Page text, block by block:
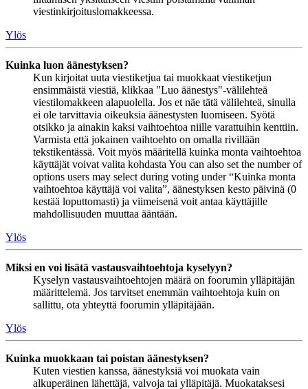
viestinkirjoituslomakkeessa.
Ylös
Kuinka luon äänestyksen?
Kun kirjoitat uuta viestiketjua tai muokkaat viestiketjun
ensimmäistä viestiä, klikkaa "Luo äänestys"-välilehteä
viestilomakkeen alapuolella. Jos et näe tätä välilehteä, sinulla
ei ole tarvittavia oikeuksia äänestysten luomiseen. Syötä
otsikko ja ainakin kaksi vaihtoehtoa niille varattuihin kenttiin.
Varmista että jokainen vaihtoehto on omalla rivillään
tekstikentässä. Voit myös määritellä kuinka monta vaihtoehtoa
käyttäjät voivat valita kohdasta You can also set the number of
options users may select during voting under “Kuinka monta
vaihtoehtoa käyttäjä voi valita”, äänestyksen kesto päivinä (0
kestää loputtomasti) ja viimeisenä voit antaa käyttäjille
mahdollisuuden muuttaa ääntään.
Ylös
Miksi en voi lisätä vastausvaihtoehtoja kyselyyn?
Kyselyn vastausvaihtoehtojen määrä on foorumin ylläpitäjän
määrittelemä. Jos tarvitset enemmän vaihtoehtoja kuin on
sallittu, ota yhteyttä foorumin ylläpitäjään.
Ylös
Kuinka muokkaan tai poistan äänestyksen?
Kuten viestien kanssa, äänestyksiä voi muokata vain
alkuperäinen lähettäjä, valvoja tai ylläpitäjä. Muokataksesi